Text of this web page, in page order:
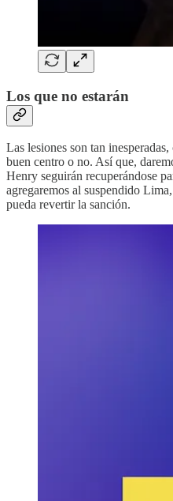
Los que no estarán
Las lesiones son tan
buen centro o no. Así que,
Henry seguirán recuperándose
agregaremos al suspendido
pueda revertir la sanción.